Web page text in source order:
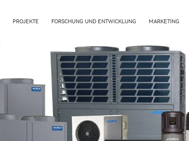
PROJEKTE FORSCHUNG UND ENTWICKLUNG MARKETING